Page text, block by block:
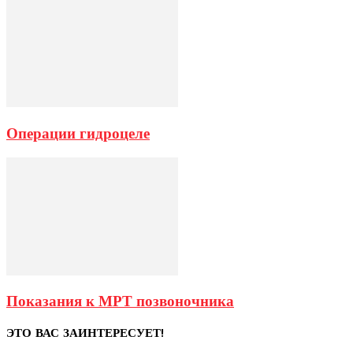
Операции гидроцеле
Показания к МРТ позвоночника
ЭТО ВАС ЗАИНТЕРЕСУЕТ!